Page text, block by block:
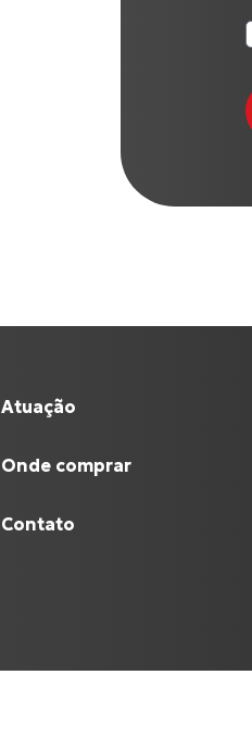
Atuação
Onde comprar
Contato